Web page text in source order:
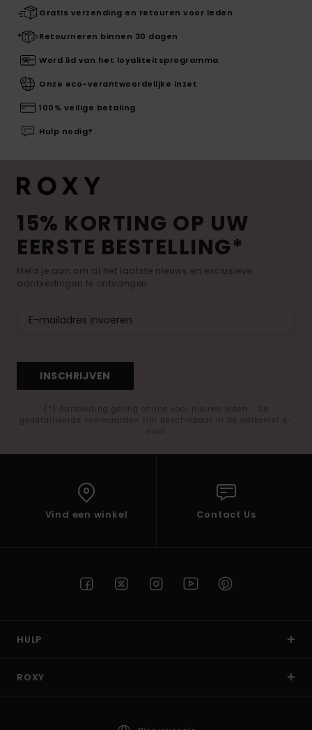
Gratis verzending en retouren voor leden
Retourneren binnen 30 dagen
Word lid van het loyaliteitsprogramma
Onze eco-verantwoordelijke inzet
100% veilige betaling
Hulp nodig?
15% KORTING OP UW
EERSTE BESTELLING*
Meld je aan om al het laatste nieuws en exclusieve
aanbiedingen te ontvangen.
INSCHRIJVEN
(*) Aanbieding geldig online voor nieuwe leden - De
gedetailleerde voorwaarden zijn beschikbaar in de welkomst e-
mail
Vind een winkel Contact Us
HULP
ROXY